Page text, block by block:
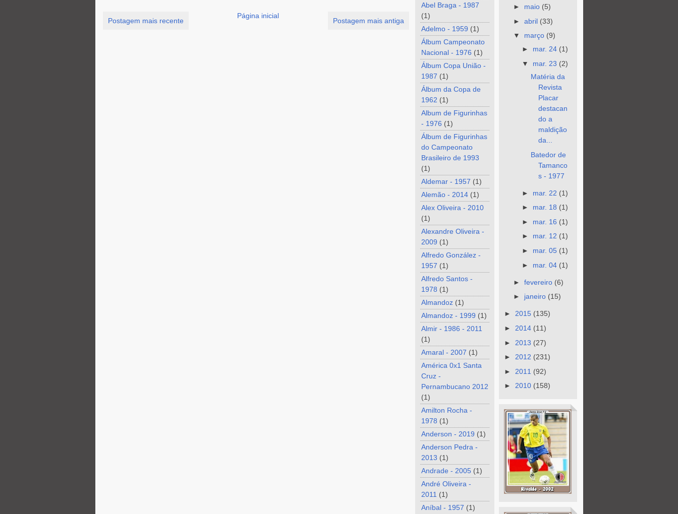
Postagem mais recente Postagem mais antiga
Página inicial
Abel Braga - 1987
(1)
Adelmo - 1959 (1)
Álbum Campeonato
Nacional - 1976 (1)
Álbum Copa União -
1987 (1)
Álbum da Copa de
1962 (1)
Album de Figurinhas
- 1976 (1)
Álbum de Figurinhas
do Campeonato
Brasileiro de 1993
(1)
Aldemar - 1957 (1)
Alemão - 2014 (1)
Alex Oliveira - 2010
(1)
Alexandre Oliveira -
2009 (1)
Alfredo González -
1957 (1)
Alfredo Santos -
1978 (1)
Almandoz (1)
Almandoz - 1999 (1)
Almir - 1986 - 2011
(1)
Amaral - 2007 (1)
América 0x1 Santa
Cruz -
Pernambucano 2012
(1)
Amilton Rocha -
1978 (1)
Anderson - 2019 (1)
Anderson Pedra -
2013 (1)
Andrade - 2005 (1)
André Oliveira -
2011 (1)
Aníbal - 1957 (1)
► maio (5)
► abril (33)
▼ março (9)
► mar. 24 (1)
▼ mar. 23 (2)
Matéria da
Revista
Placar
destacan
do a
maldição
da...
Batedor de
Tamanco
s - 1977
► mar. 22 (1)
► mar. 18 (1)
► mar. 16 (1)
► mar. 12 (1)
► mar. 05 (1)
► mar. 04 (1)
► fevereiro (6)
► janeiro (15)
►2015 (135)
► 2014 (11)
► 2013 (27)
► 2012 (231)
► 2011 (92)
►2010 (158)